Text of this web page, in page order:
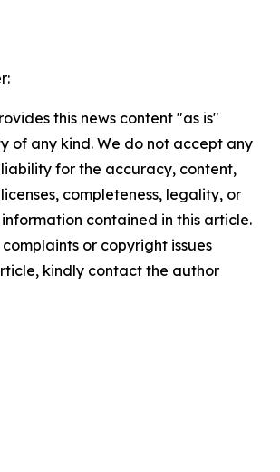
this news content "as is"
of any kind. We do not accept any
for the accuracy, content,
completeness, legality, or
contained in this article.
or copyright issues
kindly contact the author